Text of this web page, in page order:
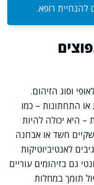
להנחיית רופא.
וסוג הזיהום.
או התחתונות – כמו
– היא יכולה להיות
חשד או אבחנה
לאנטיביוטיקות
גם בזיהומים עוריים
תומך במחלות